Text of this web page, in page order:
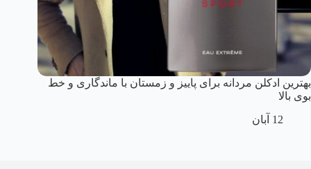
بهترین ادکلن مردانه برای پاییز و زمستان با ماندگاری و خط
بوی بالا
12 آبان